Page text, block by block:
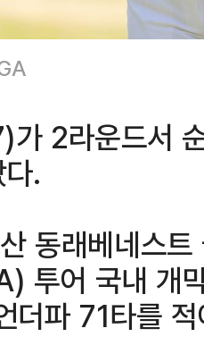
가 2라운드서
.
동래베네스
투어 국내 개
더파 71타를